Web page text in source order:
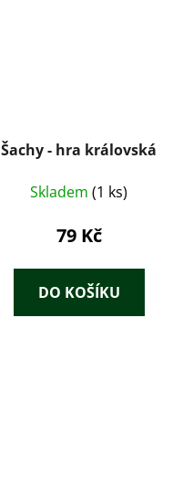
Šachy - hra královská
Skladem (1 ks)
79 Kč
DO KOŠÍKU